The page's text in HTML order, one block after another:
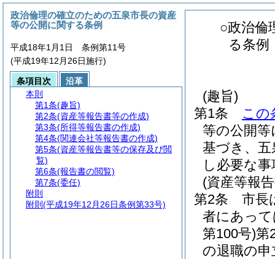
○政治倫
る条例
(趣旨)
第1条
この
等の公開
基づき、五
し必要な
(資産等報
第2条
市長
者にあっ
第100号)第
の退職の
政治倫理の確立のための五泉市長の資産
等の公開に関する条例
平成18年1月1日 条例第11号
(平成19年12月26日施行)
条項目次
沿革
本則
第1条(趣旨)
第2条(資産等報告書等の作成)
第3条(所得等報告書の作成)
第4条(関連会社等報告書の作成)
第5条(資産等報告書等の保存及び閲
覧)
第6条(報告書の閲覧)
第7条(委任)
附則
附則 (平成19年12月26日条例第33号)